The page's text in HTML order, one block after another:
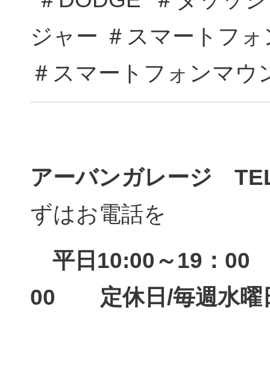
ジャー ＃スマートフ
＃スマートフォンマ
アーバンガレージ
ずはお電話を
平日10:00～19：
00 定休日/毎週水曜